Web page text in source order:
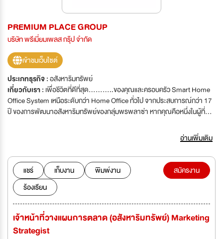
PREMIUM PLACE GROUP
บริษัท พรีเมี่ยมเพลส กรุ๊ป จำกัด
เข้าชมเว็บไซต์
ประเภทธุรกิจ :อสังหาริมทรัพย์
เกี่ยวกับเรา : เพื่อชีวิตที่ดีที่สุด...........ของคุณและครอบครัว Smart Home
Office System เหนือระดับกว่า Home Office ทั่วไป จากประสบการณ์กว่า 17
ปี ของการพัฒนาอสังหาริมทรัพย์ของกลุ่มพรพลาซ่า หากคุณคือหนึ่งในผู้ที่มี
เชิญมาร่วมงานกับ \"เรา\"\'เพื่อชีวิตที่ดีที่สุด...........ของคุณและครอบครัว
Smart Home Office System เหนือระดับกว่า Home Office ทั่วไป จาก
ประสบการณ์กว่า 17 ปี ของการพัฒนาอสังหาริมทรัพย์ของกลุ่มพรพลาซ่า
หากคุณคือหนึ่งในผู้ที่มีความตั้งใจดี มุ่งมั่นพร้อมทุ่มเทเพื่อสานต่อเจตนารมณ์ให้
เกิดสังคมคุณภาพขอ เชิญมาร่วมงานกับ \"เรา\"
อ่านเพิ่มเติม
แชร์ เก็บงาน
พิมพ์งาน
ร้องเรียน
สมัครงาน
เจ้าหน้าที่วางแผนการตลาด (อสังหาริมทรัพย์) Marketing
Strategist